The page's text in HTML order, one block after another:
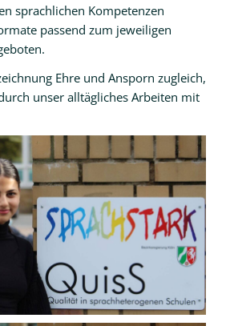
sprachlichen Kompetenzen
passend zum jeweiligen
Ehre und Ansporn zugleich,
unser alltägliches Arbeiten mit